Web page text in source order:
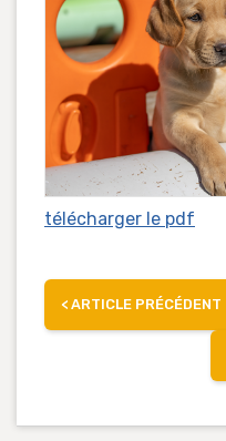
télécharger le pdf
< ARTICLE PRÉCÉDENT